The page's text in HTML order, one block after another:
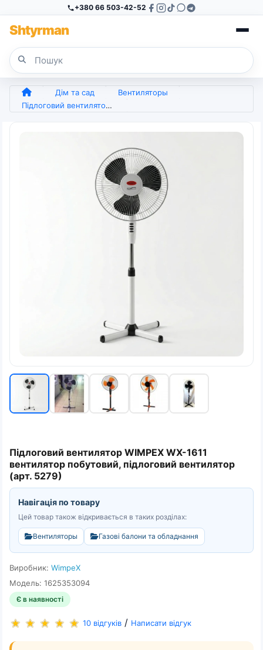
+380 66 503-42-52
Shtyrman
Дім та сад
Вентиляторы
Підлоговий вентилятор WIMPEX WX-1611 вентилятор побутовий, підлоговий вентилятор (арт. 5279)
Підлоговий вентилятор WIMPEX WX-1611
вентилятор побутовий, підлоговий вентилятор
(арт. 5279)
Навігація по товару
Цей товар також відкривається в таких розділах:
Вентиляторы Газові балони та обладнання
Виробник: WimpeX
Модель: 1625353094
Є в наявності
10 відгуків / Написати відгук